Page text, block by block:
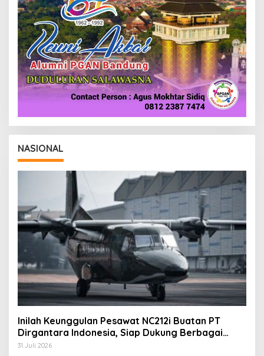
I
NASIONAL
Inilah Keunggulan Pesawat NC212i Buatan PT
Dirgantara Indonesia, Siap Dukung Berbagai
Operasi TNI
31 Juli 2026